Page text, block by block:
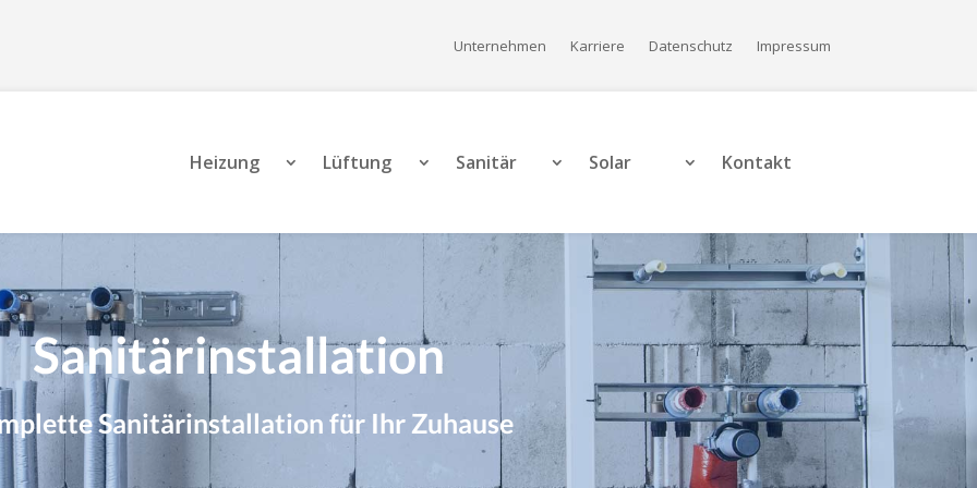
Unternehmen Karriere Datenschutz Impressum
Heizung Lüftung Sanitär Solar Kontakt
Sanitärinstallation
Sanitärinstallation für Ihr Zuhause